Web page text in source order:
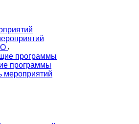
программы
программы
мероприятий